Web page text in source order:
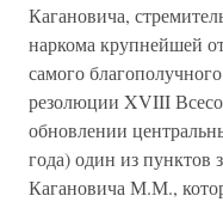
Кагановича,
наркома крупнейшей
самого
резолюции XVIII
обновлении
года) один из пунктов
Кагановича М.М.,